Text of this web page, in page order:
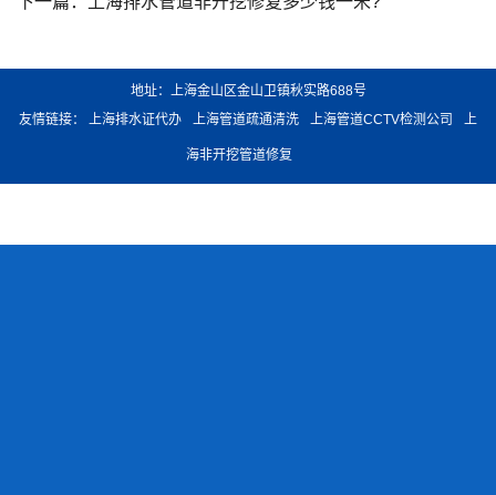
地址：上海金山区金山卫镇秋实路688号
友情链接： 上海排水证代办 上海管道疏通清洗 上海管道CCTV检测公司 上
海非开挖管道修复